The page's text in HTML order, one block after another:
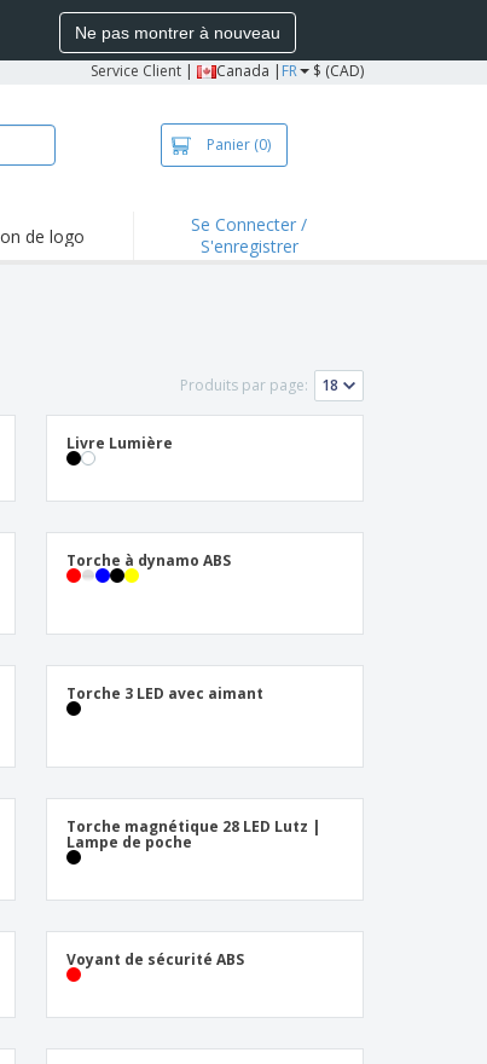
Ne pas montrer à nouveau
Service Client | Canada | FR $ (CAD)
Panier (0)
de logo
Se Connecter /
S'enregistrer
Produits par page:
Livre Lumière
Torche à dynamo ABS
Torche 3 LED avec aimant
Torche magnétique 28 LED Lutz |
Lampe de poche
Voyant de sécurité ABS